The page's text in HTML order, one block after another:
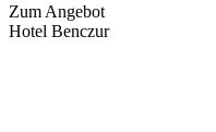
Zum Angebot
Hotel Benczur